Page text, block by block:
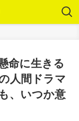
命に生きる
人間ドラマ
、いつか意